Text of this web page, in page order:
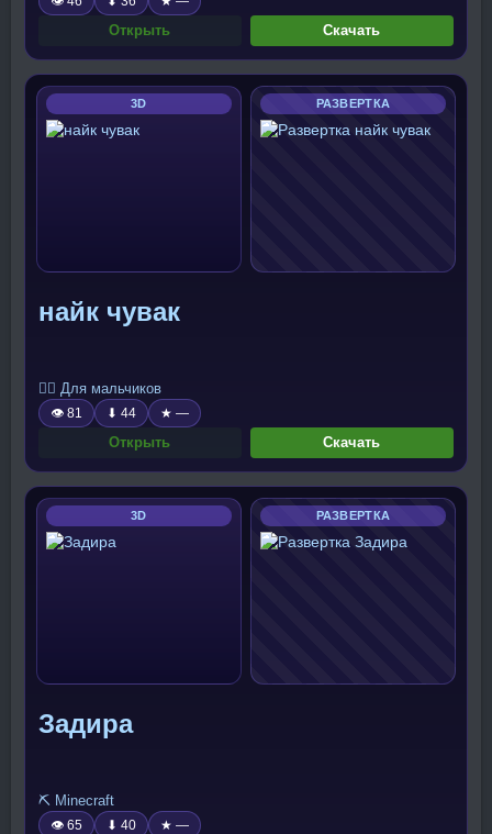
Открыть Скачать
3D РАЗВЕРТКА
найк чувак
🧍‍♂️ Для мальчиков
👁 81 ⬇ 44 ★ —
Открыть Скачать
3D РАЗВЕРТКА
Задира
⛏️ Minecraft
👁 65 ⬇ 40 ★ —